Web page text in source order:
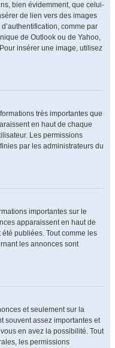
bien évidemment, que celui-
de lien vers des images
comme par
de Outlook ou de Yahoo,
insérer une image, utilisez
très importantes que
en haut de chaque
Les permissions
par les administrateurs du
importantes sur le
apparaissent en haut de
publiées. Tout comme les
les annonces sont
et seulement sur la
souvent assez importantes et
en avez la possibilité. Tout
les permissions